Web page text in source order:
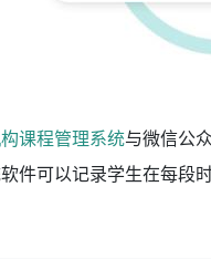
课程管理系统与微信公
件可以记录学生在每段